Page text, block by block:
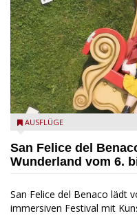
San Felice del Benaco:
AUSFLÜGE
San Felice del
Wunderland vom 6.
San Felice del Benaco lädt
immersiven Festival mit